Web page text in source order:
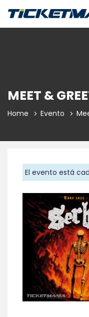
MEET &
Home Evento
El evento está